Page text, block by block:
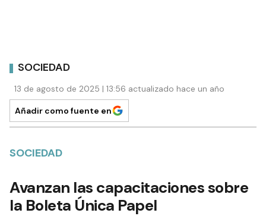
SOCIEDAD
13 de agosto de 2025 | 13:56 actualizado hace un año
Añadir como fuente en
SOCIEDAD
Avanzan las capacitaciones sobre
la Boleta Única Papel